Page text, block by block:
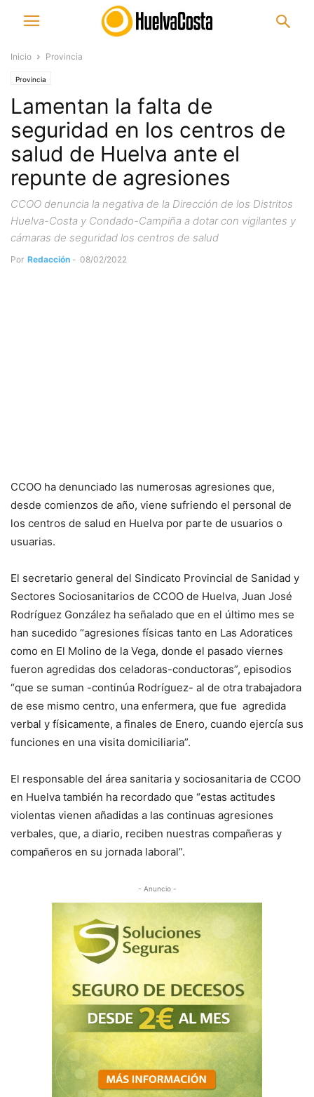
Inicio Provincia
Provincia
Lamentan la falta de
seguridad en los centros de
salud de Huelva ante el
repunte de agresiones
CCOO denuncia la negativa de la Dirección de los Distritos
Huelva-Costa y Condado-Campiña a dotar con vigilantes y
cámaras de seguridad los centros de salud
Por Redacción - 08/02/2022
CCOO ha denunciado las numerosas agresiones que,
desde comienzos de año, viene sufriendo el personal de
los centros de salud en Huelva por parte de usuarios o
usuarias.
El secretario general del Sindicato Provincial de Sanidad y
Sectores Sociosanitarios de CCOO de Huelva, Juan José
Rodríguez González ha señalado que en el último mes se
han sucedido “agresiones físicas tanto en Las Adoratices
como en El Molino de la Vega, donde el pasado viernes
fueron agredidas dos celadoras-conductoras”, episodios
“que se suman -continúa Rodríguez- al de otra trabajadora
de ese mismo centro, una enfermera, que fue agredida
verbal y físicamente, a finales de Enero, cuando ejercía sus
funciones en una visita domiciliaria”.
El responsable del área sanitaria y sociosanitaria de CCOO
en Huelva también ha recordado que “estas actitudes
violentas vienen añadidas a las continuas agresiones
verbales, que, a diario, reciben nuestras compañeras y
compañeros en su jornada laboral”.
- Anuncio -